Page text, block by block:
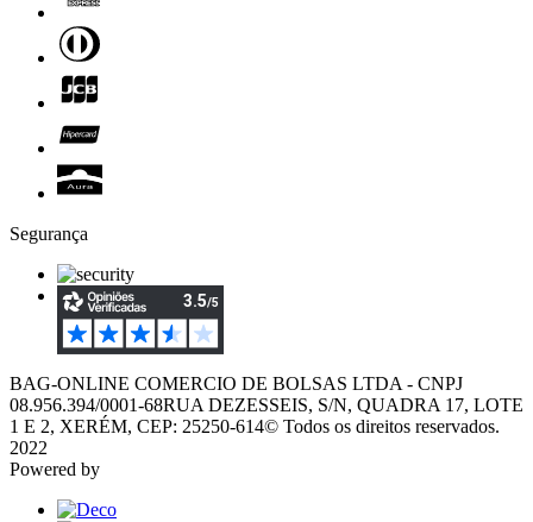
Segurança
BAG-ONLINE COMERCIO DE BOLSAS LTDA - CNPJ
08.956.394/0001-68RUA DEZESSEIS, S/N, QUADRA 17, LOTE
1 E 2, XERÉM, CEP: 25250-614© Todos os direitos reservados.
2022
Powered by